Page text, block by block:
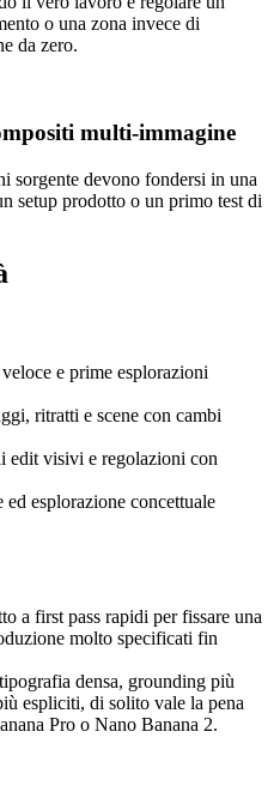
o una zona invece di
da zero.
multi-immagine
sorgente devono fondersi in una
setup prodotto o un primo test di
e prime esplorazioni
ritratti e scene con cambi
edit visivi e regolazioni con
esplorazione concettuale
a first pass rapidi per fissare una
molto specificati fin
densa, grounding più
espliciti, di solito vale la pena
Pro o Nano Banana 2.